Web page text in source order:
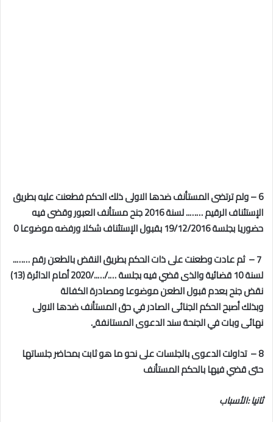
6 – ولم ترتضى المستأنف ضدها الاولى ذلك الحكم فطعنت عليه بطريق
الإستئناف الرقيم …….. لسنة 2016 جنح مستأنف العبور وقضى فيه
حضوريا بجلسة 19/12/2016 بقبول الإستئناف شكلا ورفضه موضوعا 0
7 – ثم عادت وطعنت على ذات الحكم بطريق النقض بالطعن رقم ……..
لسنة 10 قضائية والذى قضي فيه بجلسة …./…../2020 أمام الدائرة (13)
نقض جنح بعدم قبول الطعن موضوعا ومصادرة الكفالة
وبذلك أصبح الحكم الجنائى الصادر في حق المستأنف ضدها الاولى
نهائى وبات في الجنحة سند الدعوى المستانفة ٍ.
8 – تداولت الدعوى بالجلسات على نحو ما هو ثابت بمحاضر جلساتها
حتى قضي فيها بالحكم المستأنف
ثانيا :الأسباب